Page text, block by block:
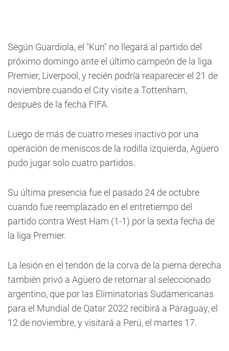
Según Guardiola, el "Kun" no llegará al partido del
próximo domingo ante el último campeón de la liga
Premier, Liverpool, y recién podría reaparecer el 21 de
noviembre cuando el City visite a Tottenham,
después de la fecha FIFA.
Luego de más de cuatro meses inactivo por una
operación de meniscos de la rodilla izquierda, Agüero
pudo jugar solo cuatro partidos.
Su última presencia fue el pasado 24 de octubre
cuando fue reemplazado en el entretiempo del
partido contra West Ham (1-1) por la sexta fecha de
la liga Premier.
La lesión en el tendón de la corva de la pierna derecha
también privó a Agüero de retornar al seleccionado
argentino, que por las Eliminatorias Sudamericanas
para el Mundial de Qatar 2022 recibirá a Paraguay, el
12 de noviembre, y visitará a Perú, el martes 17.